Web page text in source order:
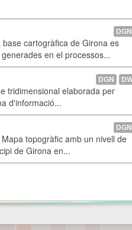
cartogràfica de Girona es
en el processos...
DGN
tridimensional elaborada per
d'informació...
DGN
topogràfic amb un nivell de
de Girona en...
DGN